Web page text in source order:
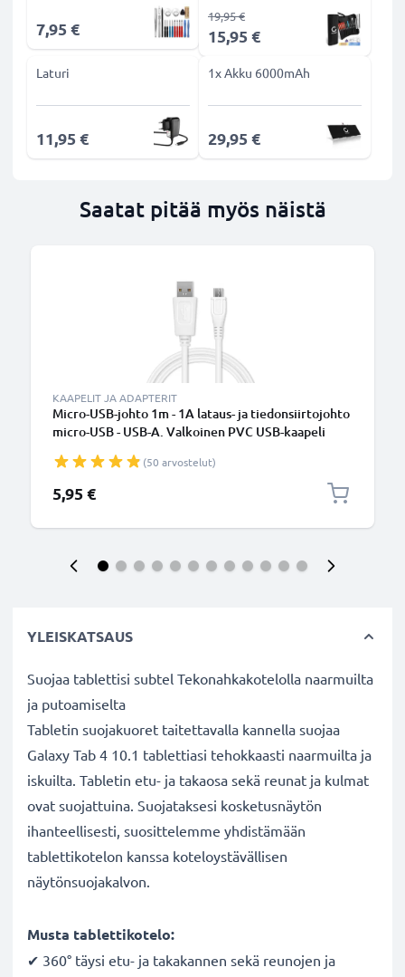
7,95 € 15,95 €
19,95 €
Laturi
11,95 €
1x Akku 6000mAh
29,95 €
Saatat pitää myös näistä
KAAPELIT JA ADAPTERIT
Micro-USB-johto 1m - 1A lataus- ja tiedonsiirtojohto
micro-USB - USB-A. Valkoinen PVC USB-kaapeli
(50 arvostelut)
5,95 €
YLEISKATSAUS
Suojaa tablettisi subtel Tekonahkakotelolla naarmuilta
ja putoamiselta
Tabletin suojakuoret taitettavalla kannella suojaa
Galaxy Tab 4 10.1 tablettiasi tehokkaasti naarmuilta ja
iskuilta. Tabletin etu- ja takaosa sekä reunat ja kulmat
ovat suojattuina. Suojataksesi kosketusnäytön
ihanteellisesti, suosittelemme yhdistämään
tablettikotelon kanssa koteloystävällisen
näytönsuojakalvon.
Musta tablettikotelo:
✔ 360° täysi etu- ja takakannen sekä reunojen ja